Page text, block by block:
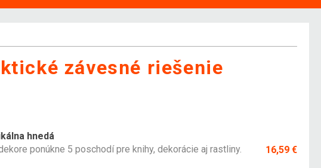
závesné riešenie
hnedá
ponúkne 5 poschodí pre knihy, dekorácie aj rastliny.
16,59 €